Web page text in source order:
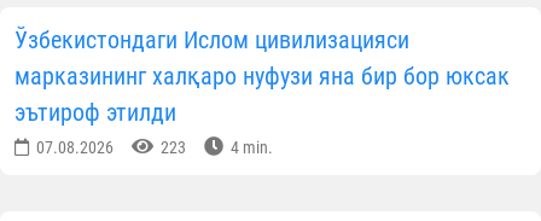
Ўзбекистондаги Ислом цивилизацияси
марказининг халқаро нуфузи яна бир бор юксак
эътироф этилди
07.08.2026 223 4 min.